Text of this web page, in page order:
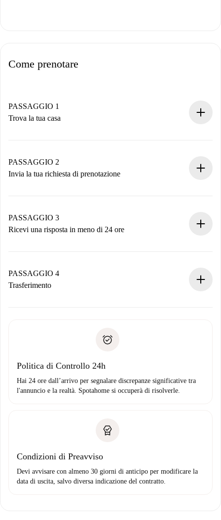
Come prenotare
PASSAGGIO 1
Trova la tua casa
Hai tutte le informazioni necessarie in anticipo.
PASSAGGIO 2
Invia la tua richiesta di prenotazione
non accetta.
PASSAGGIO 3
Ricevi una risposta in meno di 24 ore
contatto con il proprietario.
Se rifiutata: non ti addebiteremo nulla e ti proporremo
Domiciliazione del pagamento
PASSAGGIO 4
Trasferimento
solo se non segnali problemi.
Politica di Controllo 24h
Hai 24 ore dall’arrivo per segnalare discrepanze significative tra
l'annuncio e la realtà. Spotahome si occuperà di risolverle.
Condizioni di Preavviso
Devi avvisare con almeno 30 giorni di anticipo per modificare la
data di uscita, salvo diversa indicazione del contratto.